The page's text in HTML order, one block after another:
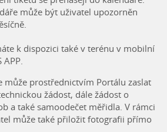
může být uživatel upozorněn
k dispozici také v terénu v mobilní
APP.
může prostřednictvím Portálu zaslat
žádost, dále žádost o
a také samoodečet měřidla. V rámci
může také přiložit fotografii přímo